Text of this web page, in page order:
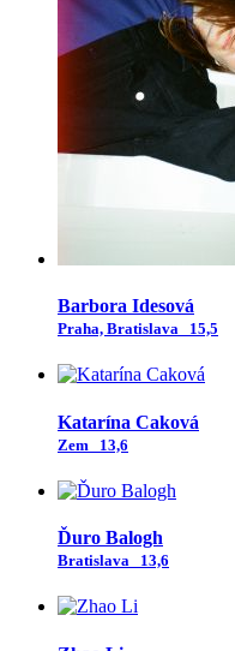
Barbora Idesová
Praha, Bratislava 15,5
Katarína Caková
Zem 13,6
Ďuro Balogh
Bratislava 13,6